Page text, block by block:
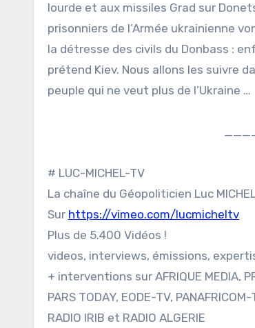
lourde et aux missiles Grad sur
prisonniers de l’Armée ukrainienne
la détresse des civils du Donbass :
prétend Kiev. Nous allons les suivre
peuple qui ne veut plus de l’Ukraine …
# LUC-MICHEL-TV
La chaîne du Géopoliticien Luc
Sur https://vimeo.com/lucmicheltv
Plus de 5.400 Vidéos !
videos, interviews, émissions,
+ interventions sur AFRIQUE MEDIA,
PARS TODAY, EODE-TV,
RADIO IRIB et RADIO ALGERIE